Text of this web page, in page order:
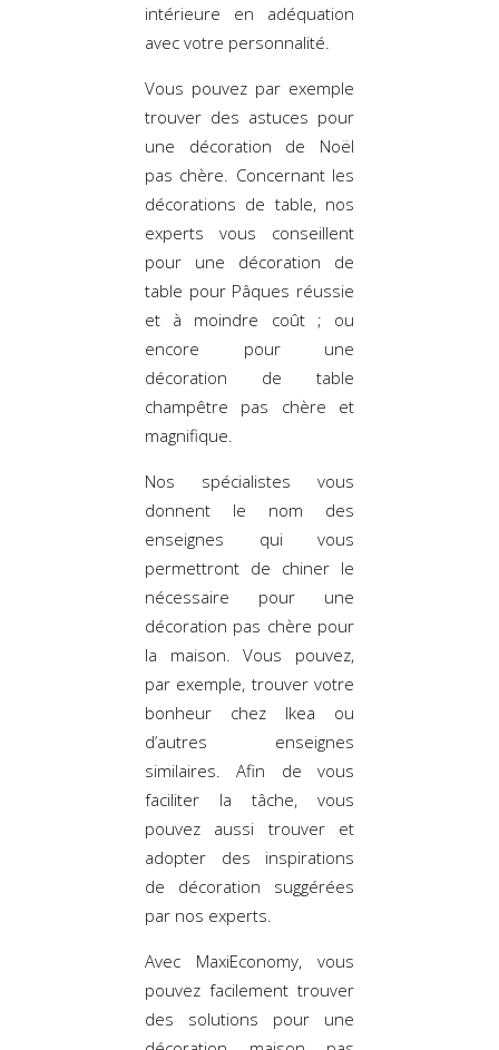
intérieure en adéquation
avec votre personnalité.
Vous pouvez par exemple
trouver des astuces pour
une décoration de Noël
pas chère. Concernant les
décorations de table, nos
experts vous conseillent
pour une décoration de
table pour Pâques réussie
et à moindre coût ; ou
encore pour une
décoration de table
champêtre pas chère et
magnifique.
Nos spécialistes vous
donnent le nom des
enseignes qui vous
permettront de chiner le
nécessaire pour une
décoration pas chère pour
la maison. Vous pouvez,
par exemple, trouver votre
bonheur chez Ikea ou
d’autres enseignes
similaires. Afin de vous
faciliter la tâche, vous
pouvez aussi trouver et
adopter des inspirations
de décoration suggérées
par nos experts.
Avec MaxiEconomy, vous
pouvez facilement trouver
des solutions pour une